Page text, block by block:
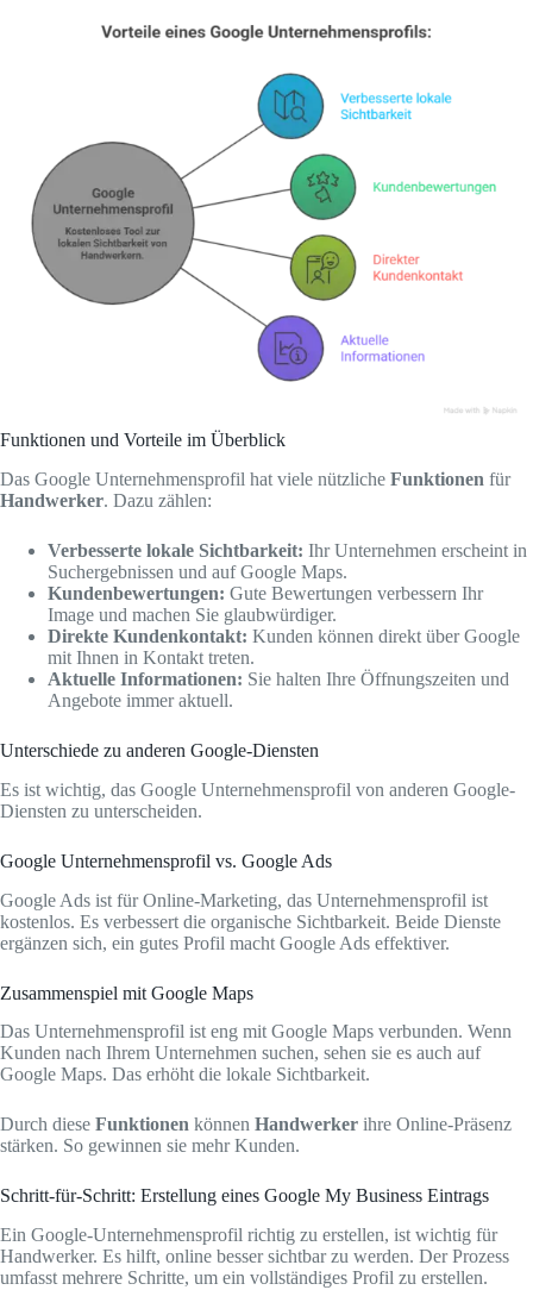
Funktionen und Vorteile im Überblick
Das Google Unternehmensprofil hat viele nützliche Funktionen für
Handwerker. Dazu zählen:
Verbesserte lokale Sichtbarkeit: Ihr Unternehmen erscheint in
Suchergebnissen und auf Google Maps.
Kundenbewertungen: Gute Bewertungen verbessern Ihr
Image und machen Sie glaubwürdiger.
Direkte Kundenkontakt: Kunden können direkt über Google
mit Ihnen in Kontakt treten.
Aktuelle Informationen: Sie halten Ihre Öffnungszeiten und
Angebote immer aktuell.
Unterschiede zu anderen Google-Diensten
Es ist wichtig, das Google Unternehmensprofil von anderen Google-
Diensten zu unterscheiden.
Google Unternehmensprofil vs. Google Ads
Google Ads ist für Online-Marketing, das Unternehmensprofil ist
kostenlos. Es verbessert die organische Sichtbarkeit. Beide Dienste
ergänzen sich, ein gutes Profil macht Google Ads effektiver.
Zusammenspiel mit Google Maps
Das Unternehmensprofil ist eng mit Google Maps verbunden. Wenn
Kunden nach Ihrem Unternehmen suchen, sehen sie es auch auf
Google Maps. Das erhöht die lokale Sichtbarkeit.
Durch diese Funktionen können Handwerker ihre Online-Präsenz
stärken. So gewinnen sie mehr Kunden.
Schritt-für-Schritt: Erstellung eines Google My Business Eintrags
Ein Google-Unternehmensprofil richtig zu erstellen, ist wichtig für
Handwerker. Es hilft, online besser sichtbar zu werden. Der Prozess
umfasst mehrere Schritte, um ein vollständiges Profil zu erstellen.